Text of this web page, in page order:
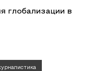
глобализации в